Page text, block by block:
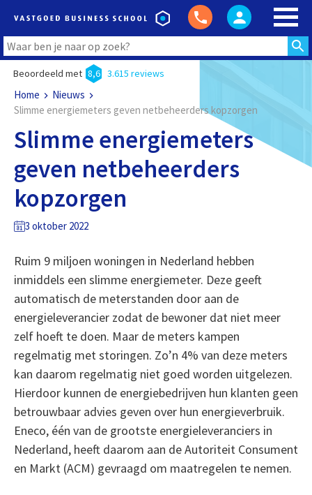
Beoordeeld met 8,6 3.615 reviews
Home
Nieuws
Slimme energiemeters geven netbeheerders kopzorgen
Slimme energiemeters
geven netbeheerders
kopzorgen
3 oktober 2022
Ruim 9 miljoen woningen in Nederland hebben
inmiddels een slimme energiemeter. Deze geeft
automatisch de meterstanden door aan de
energieleverancier zodat de bewoner dat niet meer
zelf hoeft te doen. Maar de meters kampen
regelmatig met storingen. Zo’n 4% van deze meters
kan daarom regelmatig niet goed worden uitgelezen.
Hierdoor kunnen de energiebedrijven hun klanten geen
betrouwbaar advies geven over hun energieverbruik.
Eneco, één van de grootste energieleveranciers in
Nederland, heeft daarom aan de Autoriteit Consument
en Markt (ACM) gevraagd om maatregelen te nemen.